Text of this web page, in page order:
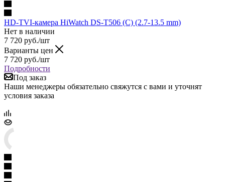
HD-TVI-камера HiWatch DS-T506 (C) (2.7-13.5 mm)
Нет в наличии
7 720 руб./шт
Варианты цен
7 720 руб./шт
Подробности
Под заказ
Наши менеджеры обязательно свяжутся с вами и уточнят
условия заказа